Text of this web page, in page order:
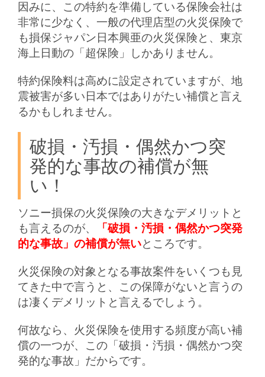
因みに、この特約を準備している保険会社は
非常に少なく、一般の代理店型の火災保険で
も損保ジャパン日本興亜の火災保険と、東京
海上日動の「超保険」しかありません。
特約保険料は高めに設定されていますが、地
震被害が多い日本ではありがたい補償と言え
るかもしれません。
破損・汚損・偶然かつ突
発的な事故の補償が無
い！
ソニー損保の火災保険の大きなデメリットと
も言えるのが、
「破損・汚損・偶然かつ突発
的な事故」の補償が無いところです。
火災保険の対象となる事故案件をいくつも見
てきた中で言うと、この保障がないと言うの
は凄くデメリットと言えるでしょう。
何故なら、火災保険を使用する頻度が高い補
償の一つが、この「破損・汚損・偶然かつ突
発的な事故」だからです。